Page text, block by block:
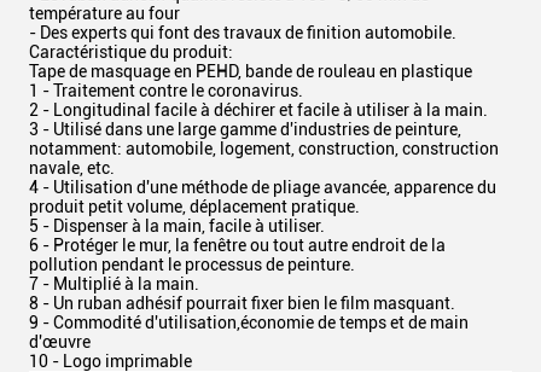
température au four
- Des experts qui font des travaux de finition automobile.
Caractéristique du produit:
Tape de masquage en PEHD, bande de rouleau en plastique
1 - Traitement contre le coronavirus.
2 - Longitudinal facile à déchirer et facile à utiliser à la main.
3 - Utilisé dans une large gamme d'industries de peinture,
notamment: automobile, logement, construction, construction
navale, etc.
4 - Utilisation d'une méthode de pliage avancée, apparence du
produit petit volume, déplacement pratique.
5 - Dispenser à la main, facile à utiliser.
6 - Protéger le mur, la fenêtre ou tout autre endroit de la
pollution pendant le processus de peinture.
7 - Multiplié à la main.
8 - Un ruban adhésif pourrait fixer bien le film masquant.
9 - Commodité d'utilisation,économie de temps et de main
d'œuvre
10 - Logo imprimable